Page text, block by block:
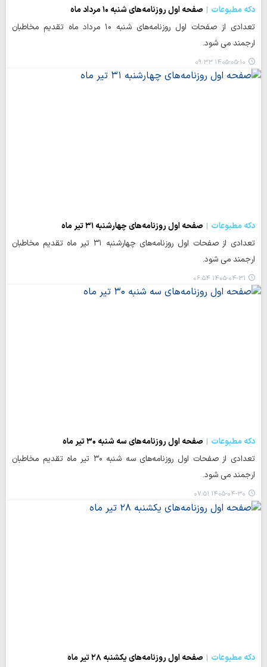
دکه مطبوعات
صفحه اول روزنامه‌های شنبه ۱۰ مرداد ماه
تعدادی از صفحات اول روزنامه‌های شنبه ۱۰ مرداد ماه تقدیم مخاطبان
ارجمند می شود.
۱۴۰۵-۰۵-۱۰ ۰۹:۳۳
دکه مطبوعات
صفحه اول روزنامه‌های چهارشنبه ۳۱ تیر ماه
تعدادی از صفحات اول روزنامه‌های چهارشنبه ۳۱ تیر ماه تقدیم مخاطبان
ارجمند می شود.
۱۴۰۵-۰۴-۳۱ ۰۶:۵۴
دکه مطبوعات
صفحه اول روزنامه‌های سه شنبه ۳۰ تیر ماه
تعدادی از صفحات اول روزنامه‌های سه شنبه ۳۰ تیر ماه تقدیم مخاطبان
ارجمند می شود.
۱۴۰۵-۰۴-۳۰ ۰۷:۵۱
دکه مطبوعات صفحه اول روزنامه‌های یکشنبه ۲۸ تیر ماه